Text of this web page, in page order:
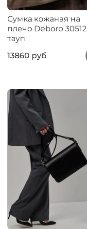
Сумка кожаная на
плечо Deboro 30512
тауп
13860 руб